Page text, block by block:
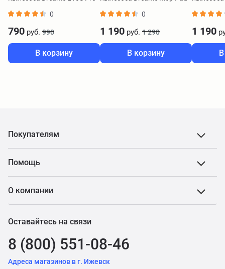
0
790 руб. 990
В корзину
2шт) RMP9
0
1 190 руб. 1 290
В корзину
RMP10
1 190
Покупателям
Помощь
О компании
Оставайтесь на связи
8 (800) 551-08-46
Адреса магазинов в г. Ижевск